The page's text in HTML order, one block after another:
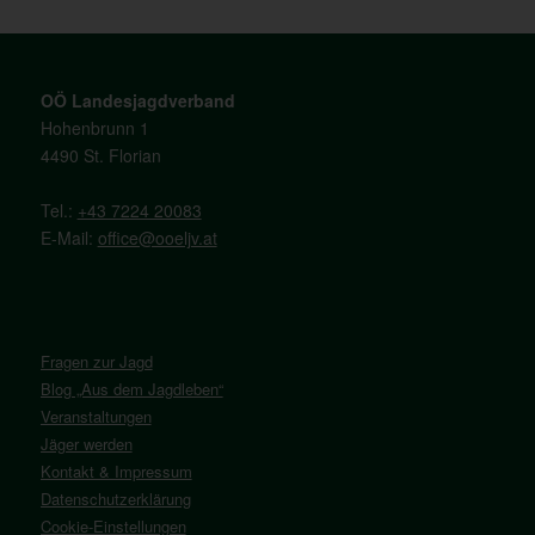
OÖ Landesjagdverband
Hohenbrunn 1
4490 St. Florian
Tel.: +43 7224 20083
E-Mail: office@ooeljv.at
Fragen zur Jagd
Blog „Aus dem Jagdleben“
Veranstaltungen
Jäger werden
Kontakt & Impressum
Datenschutzerklärung
Cookie-Einstellungen